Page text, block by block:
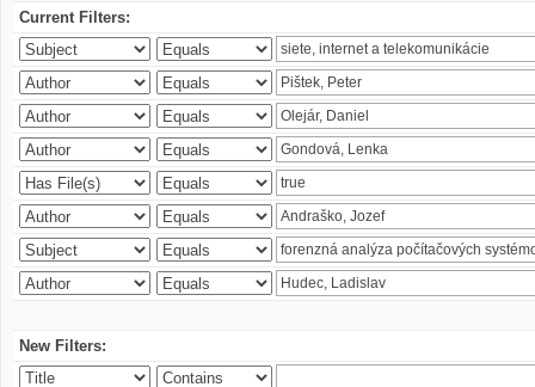
Current Filters:
New Filters: